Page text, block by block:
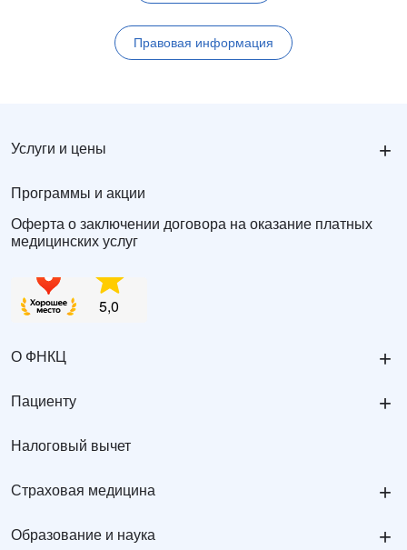
Правовая информация
Услуги и цены +
Программы и акции
Оферта о заключении договора на оказание платных
медицинских услуг
О ФНКЦ +
Пациенту +
Налоговый вычет
Страховая медицина +
Образование и наука +